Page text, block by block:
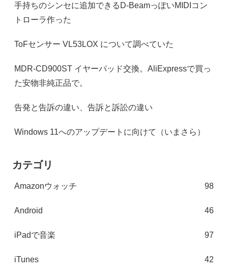
手持ちのシンセに追加できるD-BeamっぽいMIDIコン
トローラ作った
ToFセンサー VL53LOX について調べていた
MDR-CD900ST イヤーパッド交換。AliExpressで買っ
た安物非純正品で。
告発と告訴の違い、告訴と訴訟の違い
Windows 11へのアップデートに向けて（いまさら）
カテゴリ
Amazonウォッチ 98
Android 46
iPadで音楽 97
iTunes 42